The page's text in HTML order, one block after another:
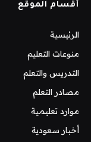
أقسام الموقع
الرئيسية
منوعات التعليم
التدريس والتعلم
مصادر التعلم
موارد تعليمية
أخبار سعودية